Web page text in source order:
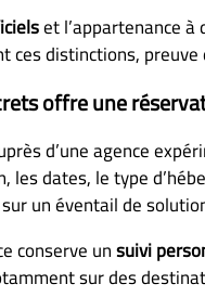
et l’appartenance
ces distinctions,
offre une
d’une agence
dates, le type
un éventail de
conserve unsuivi
sur des